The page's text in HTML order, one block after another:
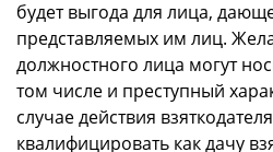
будет выгода для лица,
представляемых им лиц.
должностного лица могут
том числе и преступный
случае действия
квалифицировать как дачу